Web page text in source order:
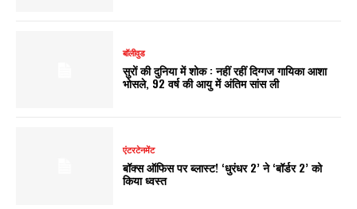
बॉलीवुड
सुरों की दुनिया में शोक : नहीं रहीं दिग्गज गायिका आशा
भोसले, 92 वर्ष की आयु में अंतिम सांस ली
एंटरटेनमेंट
बॉक्स ऑफिस पर ब्लास्ट! ‘धुरंधर 2’ ने ‘बॉर्डर 2’ को
किया ध्वस्त